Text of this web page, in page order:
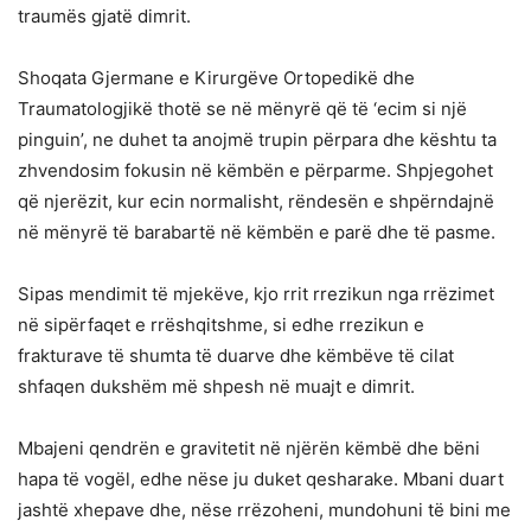
traumës gjatë dimrit.
Shoqata Gjermane e Kirurgëve Ortopedikë dhe
Traumatologjikë thotë se në mënyrë që të ‘ecim si një
pinguin’, ne duhet ta anojmë trupin përpara dhe kështu ta
zhvendosim fokusin në këmbën e përparme. Shpjegohet
që njerëzit, kur ecin normalisht, rëndesën e shpërndajnë
në mënyrë të barabartë në këmbën e parë dhe të pasme.
Sipas mendimit të mjekëve, kjo rrit rrezikun nga rrëzimet
në sipërfaqet e rrëshqitshme, si edhe rrezikun e
frakturave të shumta të duarve dhe këmbëve të cilat
shfaqen dukshëm më shpesh në muajt e dimrit.
Mbajeni qendrën e gravitetit në njërën këmbë dhe bëni
hapa të vogël, edhe nëse ju duket qesharake. Mbani duart
jashtë xhepave dhe, nëse rrëzoheni, mundohuni të bini me